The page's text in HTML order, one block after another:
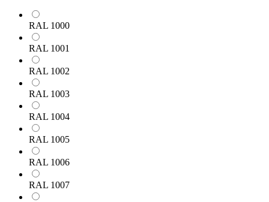
RAL 1000
RAL 1001
RAL 1002
RAL 1003
RAL 1004
RAL 1005
RAL 1006
RAL 1007